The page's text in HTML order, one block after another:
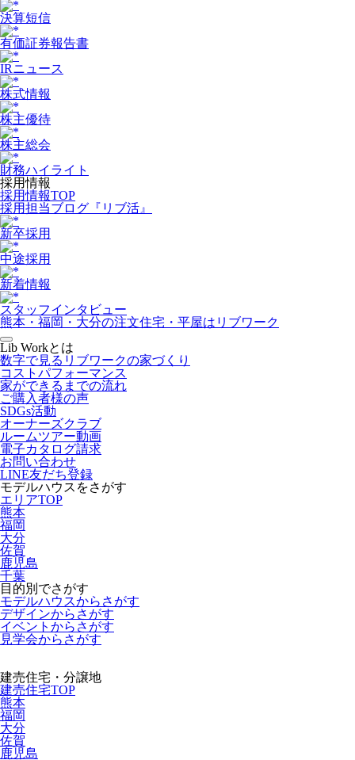
決算短信
有価証券報告書
IRニュース
株式情報
株主優待
株主総会
財務ハイライト
採用情報
採用情報TOP
採用担当ブログ『リブ活』
新卒採用
中途採用
新着情報
スタッフインタビュー
熊本・福岡・大分の注文住宅・平屋はリブワーク
Lib Workとは
数字で見るリブワークの家づくり
コストパフォーマンス
家ができるまでの流れ
ご購入者様の声
SDGs活動
オーナーズクラブ
ルームツアー動画
電子カタログ請求
お問い合わせ
LINE友だち登録
モデルハウスをさがす
エリアTOP
熊本
福岡
大分
佐賀
鹿児島
千葉
目的別でさがす
モデルハウスからさがす
デザインからさがす
イベントからさがす
見学会からさがす
建売住宅・分譲地
建売住宅TOP
熊本
福岡
大分
佐賀
鹿児島